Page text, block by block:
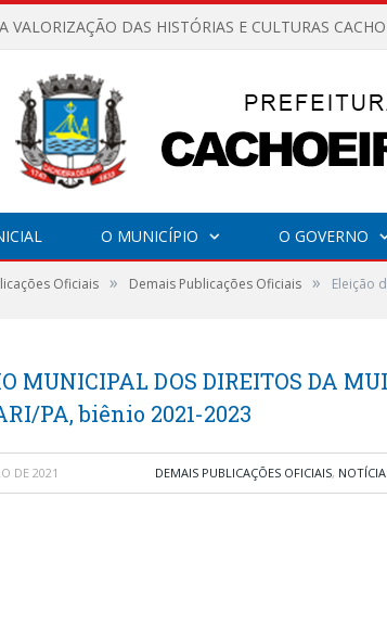
A VALORIZAÇÃO DAS HISTÓRIAS E CULTURAS
O MUNICÍPIO O GOVERNO
Oficiais » Demais Publicações Oficiais » Eleição
MUNICIPAL DOS DIREITOS DA
PA, biênio 2021-2023
DE 2021 DEMAIS PUBLICAÇÕES OFICIAIS,